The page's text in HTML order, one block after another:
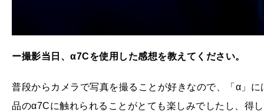
ー撮影当日、α7Cを使用した感想を教えてください。
普段からカメラで写真を撮ることが好きなので、「α」
品のα7Cに触れられることがとても楽しみでしたし、得